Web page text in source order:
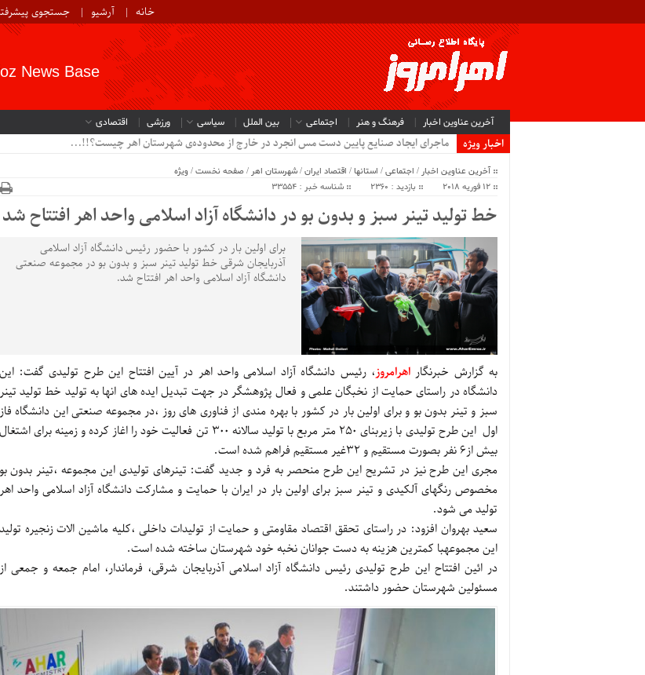
خانه آرشیو جستجوی
News Base
آخرین عناوین اخبار فرهنگ و هنر اجتماعی بین الملل سیاسی ورزشی اقتصادی
اخبار ویژه
ماجرای ایجاد صنایع پایین دست مس انجرد در خارج از محدوده‌ی شهرستان اهر چیست؟!!...
آخرین عناوین اخبار / اجتماعی/ استانها/ اقتصاد ایران/شهرستان اهر /صفحه نخست/ ویژه
12 فوریه 2018
بازدید : 2360 شناسه خبر : 33554
خط تولید تینر سبز و بدون بو در دانشگاه آزاد اسلامی واحد اهر افتتاح شد
برای اولین بار در کشور با حضور رئیس دانشگاه آزاد اسلامی
آذربایجان شرقی خط تولید تینر سبز و بدون بو در مجموعه صنعتی
دانشگاه آزاد اسلامی واحد اهر افتتاح شد.
به گزارش خبرنگاراهرامروز، رئیس دانشگاه آزاد اسلامی واحد اهر در آیین افتتاح این طرح تولیدی گفت: این
دانشگاه در راستای حمایت از نخبگان علمی و فعال پژوهشگر در جهت تبدیل ایده های انها به تولید خط تولید تینر
سبز و تینر بدون بو و برای اولین بار در کشور با بهره مندی از فناوری های روز ،در مجموعه صنعتی این دانشگاه فاز
اول این طرح تولیدی با زیربنای 250 متر مربع با تولید سالانه 300 تن فعالیت خود را اغاز کرده و زمینه برای اشتغال
بیش از6 نفر بصورت مستقیم و 32غیر مستقیم فراهم شده است.
مجری این طرح نیز در تشریح این طرح منحصر به فرد و جدید گفت: تینرهای تولیدی این مجموعه ،تینر بدون بو
مخصوص رنگهای آلکیدی و تینر سبز برای اولین بار در ایران با حمایت و مشارکت دانشگاه آزاد اسلامی واحد اهر
تولید می شود.
سعید بهروان افزود: در راستای تحقق اقتصاد مقاومتی و حمایت از تولیدات داخلی ،کلیه ماشین الات زنجیره تولید
این مجموعهبا کمترین هزینه به دست جوانان نخبه خود شهرستان ساخته شده است.
در ائین افتتاح این طرح تولیدی رئیس دانشگاه آزاد اسلامی آذربایجان شرقی، فرماندار، امام جمعه و جمعی از
مسئولین شهرستان حضور داشتند.